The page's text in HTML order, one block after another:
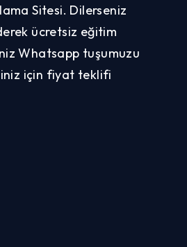
Sitesi. Dilerseniz
ücretsiz eğitim
Whatsapp tuşumuzu
için fiyat teklifi